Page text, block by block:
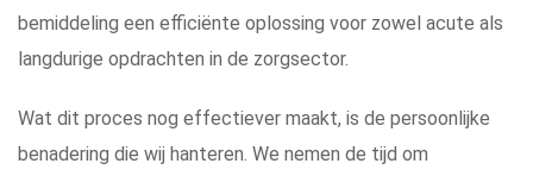
bemiddeling een efficiënte oplossing voor zowel acute als
langdurige opdrachten in de zorgsector.
Wat dit proces nog effectiever maakt, is de persoonlijke
benadering die wij hanteren. We nemen de tijd om